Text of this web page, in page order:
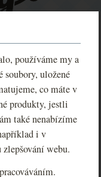
používáme my a
soubory, uložené
co máte v
produkty, jestli
také nenabízíme
i v
webu.
Come:
reálných míst ze